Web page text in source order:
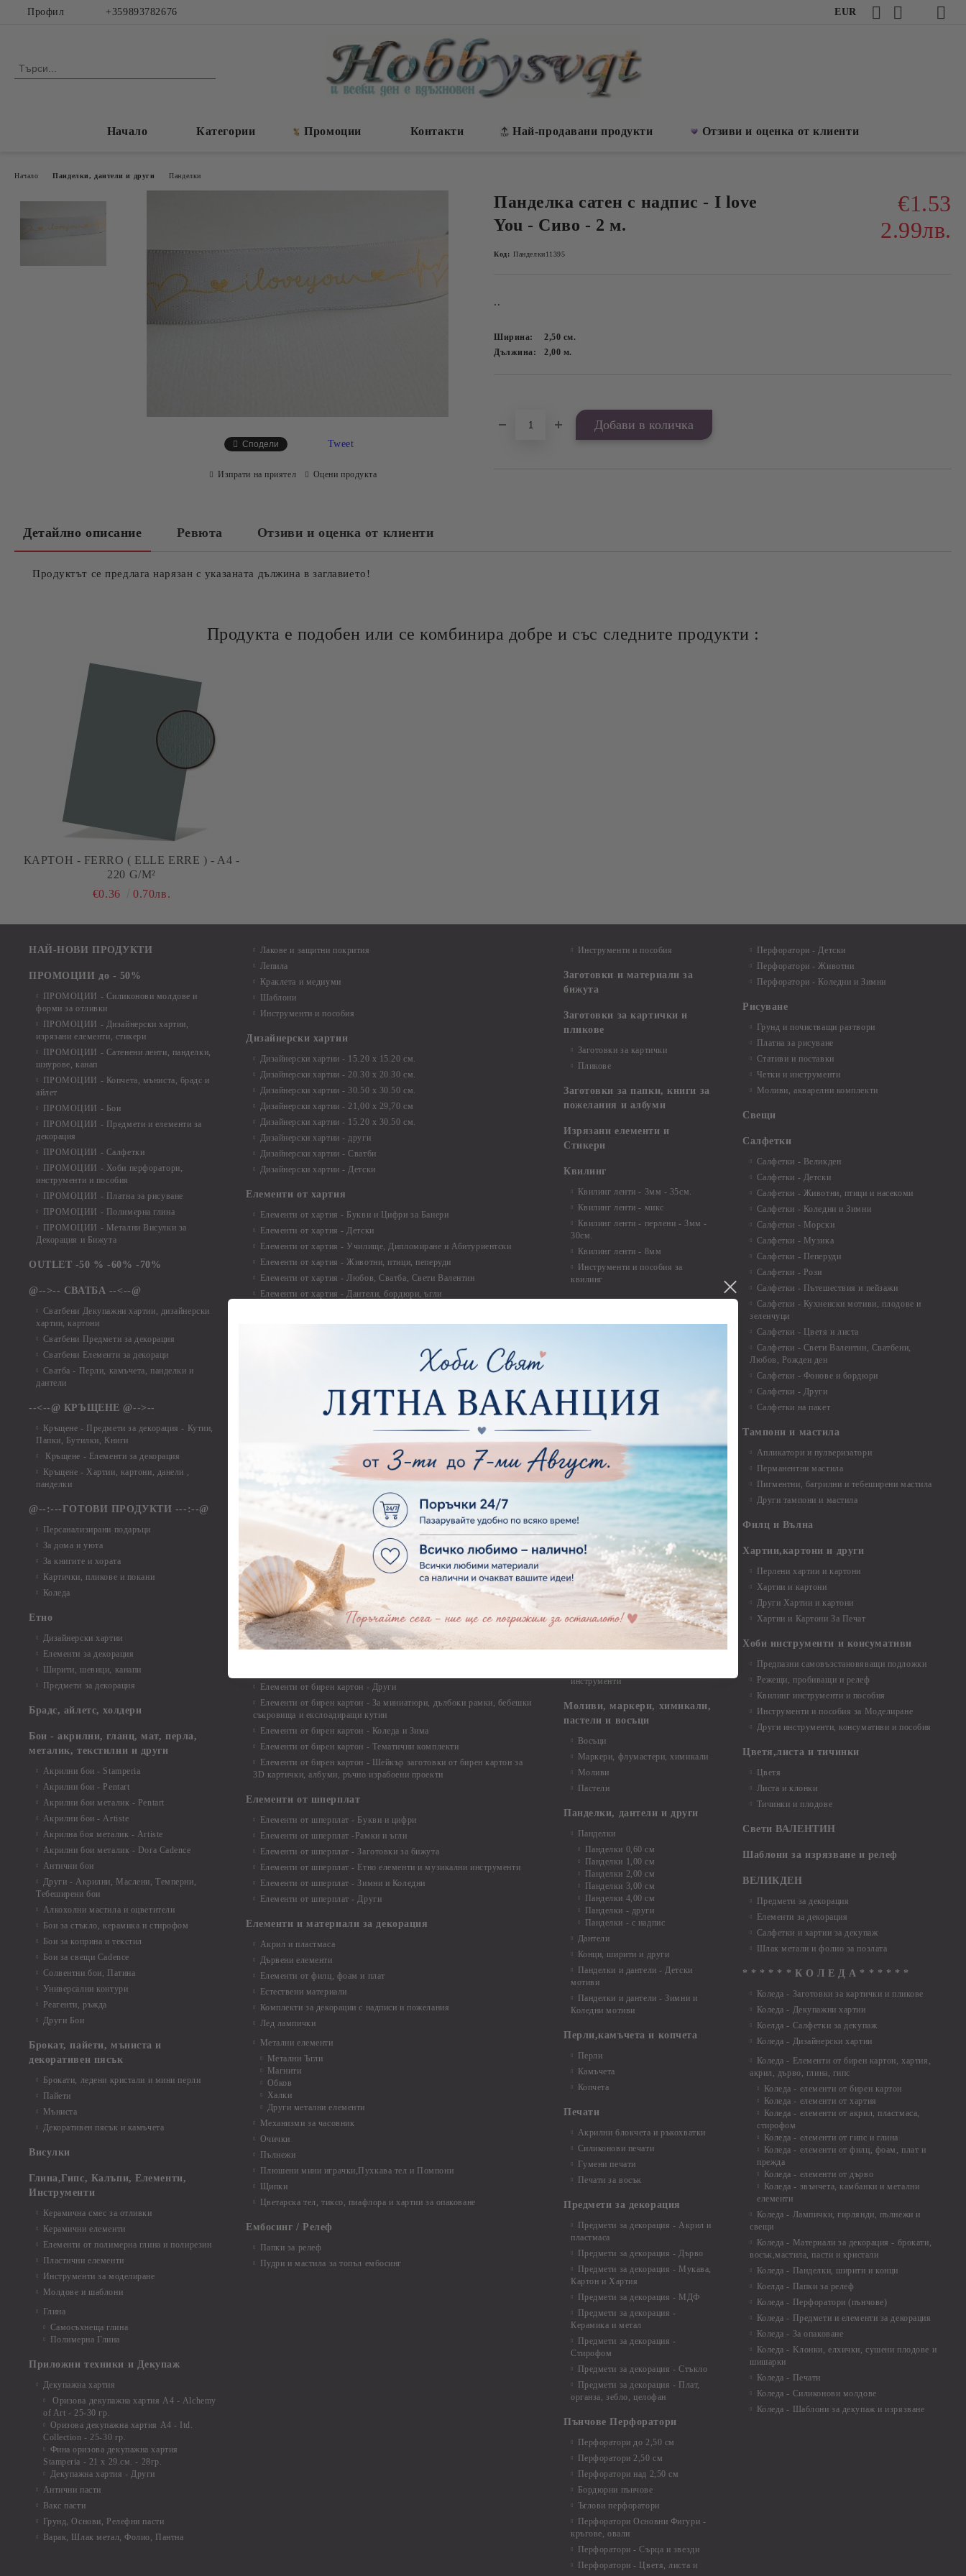
Профил +359893782676 EUR
Начало Категории Промоции Контакти Най-продавани продукти Отзиви и оценка от клиенти
Начало Панделки, дантели и други Панделки
Панделка сатен с надпис - I love
You - Сиво - 2 м.
€1.53
2.99лв.
Код: Панделки11395
..
Ширина: 2,50 см.
Дължина:
2,00 м.
Сподели Tweet
Изпрати на приятел Оцени продукта
Детайлно описание Ревюта Отзиви и оценка от клиенти
Продуктът се предлага нарязан с указаната дължина в заглавието!
Продукта е подобен или се комбинира добре и със следните продукти :
КАРТОН - FERRO ( ELLE ERRE ) - A4 -
220 G/M²
€0.36
0.70лв.
НАЙ-НОВИ ПРОДУКТИ
ПРОМОЦИИ до - 50%
ПРОМОЦИИ - Силиконови молдове и
форми за отливки
ПРОМОЦИИ - Дизайнерски хартии,
изрязани елементи, стикери
ПРОМОЦИИ - Сатенени ленти, панделки,
шнурове, канап
ПРОМОЦИИ - Копчета, мъниста, брадс и
айлет
ПРОМОЦИИ - Бои
ПРОМОЦИИ - Предмети и елементи за
декорация
ПРОМОЦИИ - Салфетки
ПРОМОЦИИ - Хоби перфоратори,
инструменти и пособия
ПРОМОЦИИ - Платна за рисуване
ПРОМОЦИИ - Полимерна глина
ПРОМОЦИИ - Метални Висулки за
Декорация и Бижута
OUTLET -50 % -60% -70%
@-->-- СВАТБА --<--@
Сватбени Декупажни хартии, дизайнерски
хартии, картони
Сватбени Предмети за декорация
Сватбени Елементи за декораци
Сватба - Перли, камъчета, панделки и
дантели
--<--@ КРЪЩЕНЕ @-->--
Кръщене - Предмети за декорация - Кутии,
Папки, Бутилки, Книги
Кръщене - Елементи за декорация
Кръщене - Хартии, картони, данели ,
панделки
@--:---ГОТОВИ ПРОДУКТИ ---:--@
Персанализирани подаръци
За дома и уюта
За книгите и хората
Картички, пликове и покани
Коледа
Етно
Дизайнерски хартии
Елементи за декорация
Ширити, шевици, канапи
Предмети за декорация
Брадс, айлетс, холдери
Бои - акрилни, гланц, мат, перла,
металик, текстилни и други
Акрилни бои - Stamperia
Акрилни бои - Pentart
Акрилни бои металик - Pentart
Акрилни бои - Artiste
Акрилна боя металик - Artiste
Акрилни бои металик - Dora Cadence
Антични бои
Други - Акрилни, Маслени, Темперни,
Тебеширени бои
Алкохолни мастила и оцветители
Бои за стъкло, керамика и стирофом
Бои за коприна и текстил
Бои за свещи Cadence
Солвентни бои, Патина
Универсални контури
Реагенти, ръжда
Други Бои
Брокат, пайети, мъниста и
декоративен пясък
Брокати, ледени кристали и мини перли
Пайети
Мъниста
Декоративен пясък и камъчета
Висулки
Глина,Гипс, Калъпи, Елементи,
Инструменти
Керамична смес за отливки
Керамични елементи
Елементи от полимерна глина и полирезин
Пластични елементи
Инструменти за моделиране
Молдове и шаблони
Глина
Самосъхнеща глина
Полимерна Глина
Приложни техники и Декупаж
Декупажна хартия
Оризова декупажна хартия А4 - Alchemy
of Art - 25-30 гр.
Оризова декупажна хартия А4 - Itd.
Collection - 25-30 гр.
Фина оризова декупажна хартия
Stamperia - 21 х 29.см. - 28гр.
Декупажна хартия - Други
Антични пасти
Вакс пасти
Грунд, Основи, Релефни пасти
Варак, Шлак метал, Фолио, Пантна
Лакове и защитни покрития
Лепила
Краклета и медиуми
Шаблони
Инструменти и пособия
Дизайнерски хартии
Дизайнерски хартии - 15.20 х 15.20 см.
Дизайнерски хартии - 20.30 х 20.30 см.
Дизайнерски хартии - 30.50 х 30.50 см.
Дизайнерски хартии - 21,00 х 29,70 см
Дизайнерски хартии - 15.20 x 30.50 см.
Дизайнерски хартии - други
Дизайнерски хартии - Сватби
Дизайнерски хартии - Детски
Елементи от хартия
Елементи от хартия - Букви и Цифри за Банери
Елементи от хартия - Детски
Елементи от хартия - Училище, Дипломиране и Абитуриентски
Елементи от хартия - Животни, птици, пеперуди
Елементи от хартия - Любов, Сватба, Свети Валентин
Елементи от хартия - Дантели, бордюри, ъгли
Елементи от хартия - Цветя, листа и клони
Елементи от хартия - Къщи, Врати, Прозорци, Огради, Фенери
Елементи от хартия - Пътешествия и Фото моменти
Елементи от хартия - Други
Елементи от хартия - Готови композиции
Елементи от хартия - Микс елементи
Елементи от хартия - Коледа и Зима
Елементи от бирен картон
Елементи от бирен картон - Декоративни рамки
Елементи от бирен картон - Надписи на български
Елементи от бирен картон - Ъгли и орнаменти
Елементи от бирен картон - Сватба
Елементи от бирен картон - Училище, Дипломиране и Завършване
Елементи от бирен картон - Бебшки и Детски елементи
Елементи от бирен картон - Цветя и Животни
Елементи от бирен картон - Други
Елементи от бирен картон - За миниатюри, дълбоки рамки, бебешки
съкровища и екслоадиращи кутии
Елементи от бирен картон - Коледа и Зима
Елементи от бирен картон - Тематични комплекти
Елементи от бирен картон - Шейкър заготовки от бирен картон за
3D картички, албуми, ръчно израбоени проекти
Елементи от шперплат
Елементи от шперплат - Букви и цифри
Елементи от шперплат -Рамки и ъгли
Елементи от шперплат - Заготовки за бижута
Елементи от шперплат - Етно елементи и музикални инструменти
Елементи от шперплат - Зимни и Коледни
Елементи от шперплат - Други
Елементи и материали за декорация
Акрил и пластмаса
Дървени елементи
Елементи от филц, фоам и плат
Естествени материали
Комплекти за декорации с надписи и пожелания
Лед лампички
Метални елементи
Метални Ъгли
Магнити
Обков
Халки
Други метални елементи
Механизми за часовник
Очички
Пълнежи
Плюшени мини играчки,Пухкава тел и Помпони
Щипки
Цветарска тел, тиксо, пиафлора и хартии за опаковане
Ембосинг / Релеф
Папки за релеф
Пудри и мастила за топъл ембосинг
Инструменти и пособия
Заготовки и материали за
бижута
Заготовки за картички и
пликове
Заготовки за картички
Пликове
Заготовки за папки, книги за
пожелания и албуми
Изрязани елементи и
Стикери
Квилинг
Квилинг ленти - 3мм - 35см.
Квилинг ленти - микс
Квилинг ленти - перлени - 3мм -
30см.
Квилинг ленти - 8мм
Инструменти и пособия за
квилинг
ленти
Силикон
Фото ъгли
Макраме
Макраме Основи - до 6,00 см
Макраме Основи - 7,00 - 15,00 см
Макраме Основи - над 15,00 см
Макраме - Други материали
Опаковки
Мебелен обков и аксесоари
Дръжки
инструменти
Моливи, маркери, химикали,
пастели и восъци
Восъци
Маркери, флумастери, химикали
Моливи
Пастели
Панделки, дантели и други
Панделки
Панделки 0,60 см
Панделки 1,00 см
Панделки 2,00 см
Панделки 3,00 см
Панделки 4,00 см
Панделки - други
Панделки - с надпис
Дантели
Конци, ширити и други
Панделки и дантели - Детски
мотиви
Панделки и дантели - Зимни и
Коледни мотиви
Перли,камъчета и копчета
Перли
Камъчета
Копчета
Печати
Акрилни блокчета и ръкохватки
Силиконови печати
Гумени печати
Печати за восък
Предмети за декорация
Предмети за декорация - Акрил и
пластмаса
Предмети за декорация - Дърво
Предмети за декорация - Мукава,
Картон и Хартия
Предмети за декорация - МДФ
Предмети за декорация -
Керамика и метал
Предмети за декорация -
Стирофом
Предмети за декорация - Стъкло
Предмети за декорация - Плат,
органза, зебло, целофан
Пънчове Перфоратори
Перфоратори до 2,50 см
Перфоратори 2,50 см
Перфоратори над 2,50 см
Бордюрни пънчове
Ъглови перфоратори
Перфоратори Основни Фигури -
кръгове, овали
Перфоратори - Сърца и звезди
Перфоратори - Цветя, листа и
Перфоратори - Детски
Перфоратори - Животни
Перфоратори - Коледни и Зимни
Рисуване
Грунд и почистващи разтвори
Платна за рисуване
Стативи и поставки
Четки и инструменти
Моливи, акварелни комплекти
Свещи
Салфетки
Салфетки - Великден
Салфетки - Детски
Салфетки - Животни, птици и насекоми
Салфетки - Коледни и Зимни
Салфетки - Морски
Салфетки - Музика
Салфетки - Пеперуди
Салфетки - Рози
Салфетки - Пътешествия и пейзажи
Салфетки - Кухненски мотиви, плодове и
зеленчуци
Салфетки - Цветя и листа
Салфетки - Свети Валентин, Сватбени,
Любов, Рожден ден
Салфетки - Фонове и бордюри
Салфетки - Други
Салфетки на пакет
Тампони и мастила
Апликатори и пулверизатори
Перманентни мастила
Пигментни, багрилни и тебеширени мастила
Други тампони и мастила
Филц и Вълна
Хартии,картони и други
Перлени хартии и картони
Хартии и картони
Други Хартии и картони
Хартии и Картони За Печат
Хоби инструменти и консумативи
Предпазни самовъзстановяващи подложки
Режещи, пробиващи и релеф
Квилинг инструменти и пособия
Инструменти и пособия за Моделиране
Други инструменти, консумативи и пособия
Цветя,листа и тичинки
Цветя
Листа и клонки
Тичинки и плодове
Свети ВАЛЕНТИН
Шаблони за изрязване и релеф
ВЕЛИКДЕН
Предмети за декорация
Елементи за декорация
Салфетки и хартии за декупаж
Шлак метали и фолио за позлата
* * * * * * К О Л Е Д А * * * * * *
Коледа - Заготовки за картички и пликове
Коледа - Декупажни хартии
Коелда - Салфетки за декупаж
Коледа - Дизайнерски хартии
Коледа - Eлементи от бирен картон, хартия,
акрил, дърво, глина, гипс
Коледа - елементи от бирен картон
Коледа - елементи от хартия
Коледа - елементи от акрил, пластмаса,
стирофом
Коледа - елементи от гипс и глина
Коледа - елементи от филц, фоам, плат и
прежда
Коледа - елементи от дърво
Коледа - звънчета, камбанки и метални
елементи
Коледа - Лампички, гирлянди, пълнежи и
свещи
Коледа - Материали за декорация - брокати,
восък,мастила, пасти и кристали
Коледа - Панделки, ширити и конци
Коелда - Папки за релеф
Коледа - Перфоратори (пънчове)
Коледа - Предмети и елементи за декорация
Коледа - За опаковане
Коледа - Kлонки, елхички, сушени плодове и
шишарки
Коледа - Печати
Коледа - Силиконови молдове
Коледа - Шаблони за декупаж и изрязване